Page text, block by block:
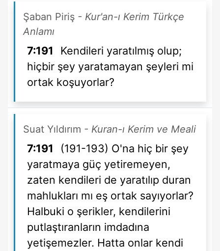
Şaban Piriş - Kur'an-ı Kerim Türkçe
Anlamı
7:191
Kendileri yaratılmış olup;
hiçbir şey yaratamayan şeyleri mi
ortak koşuyorlar?
Suat Yıldırım - Kuran-ı Kerim ve Meali
7:191
(191-193) O'na hiç bir şey
yaratmaya güç yetiremeyen,
zaten kendileri de yaratılıp duran
mahlukları mı eş ortak sayıyorlar?
Halbuki o şerikler, kendilerini
putlaştıranların imdadına
yetişemezler. Hatta onlar kendi